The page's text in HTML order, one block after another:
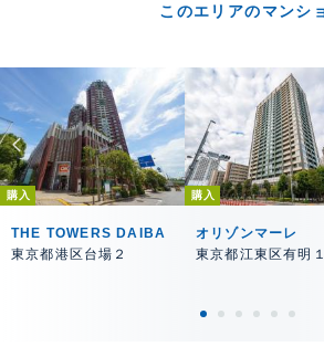
このエリアのマンシ
購入
THE TOWERS DAIBA
東京都港区台場２
購入
オリゾンマーレ
東京都江東区有明１